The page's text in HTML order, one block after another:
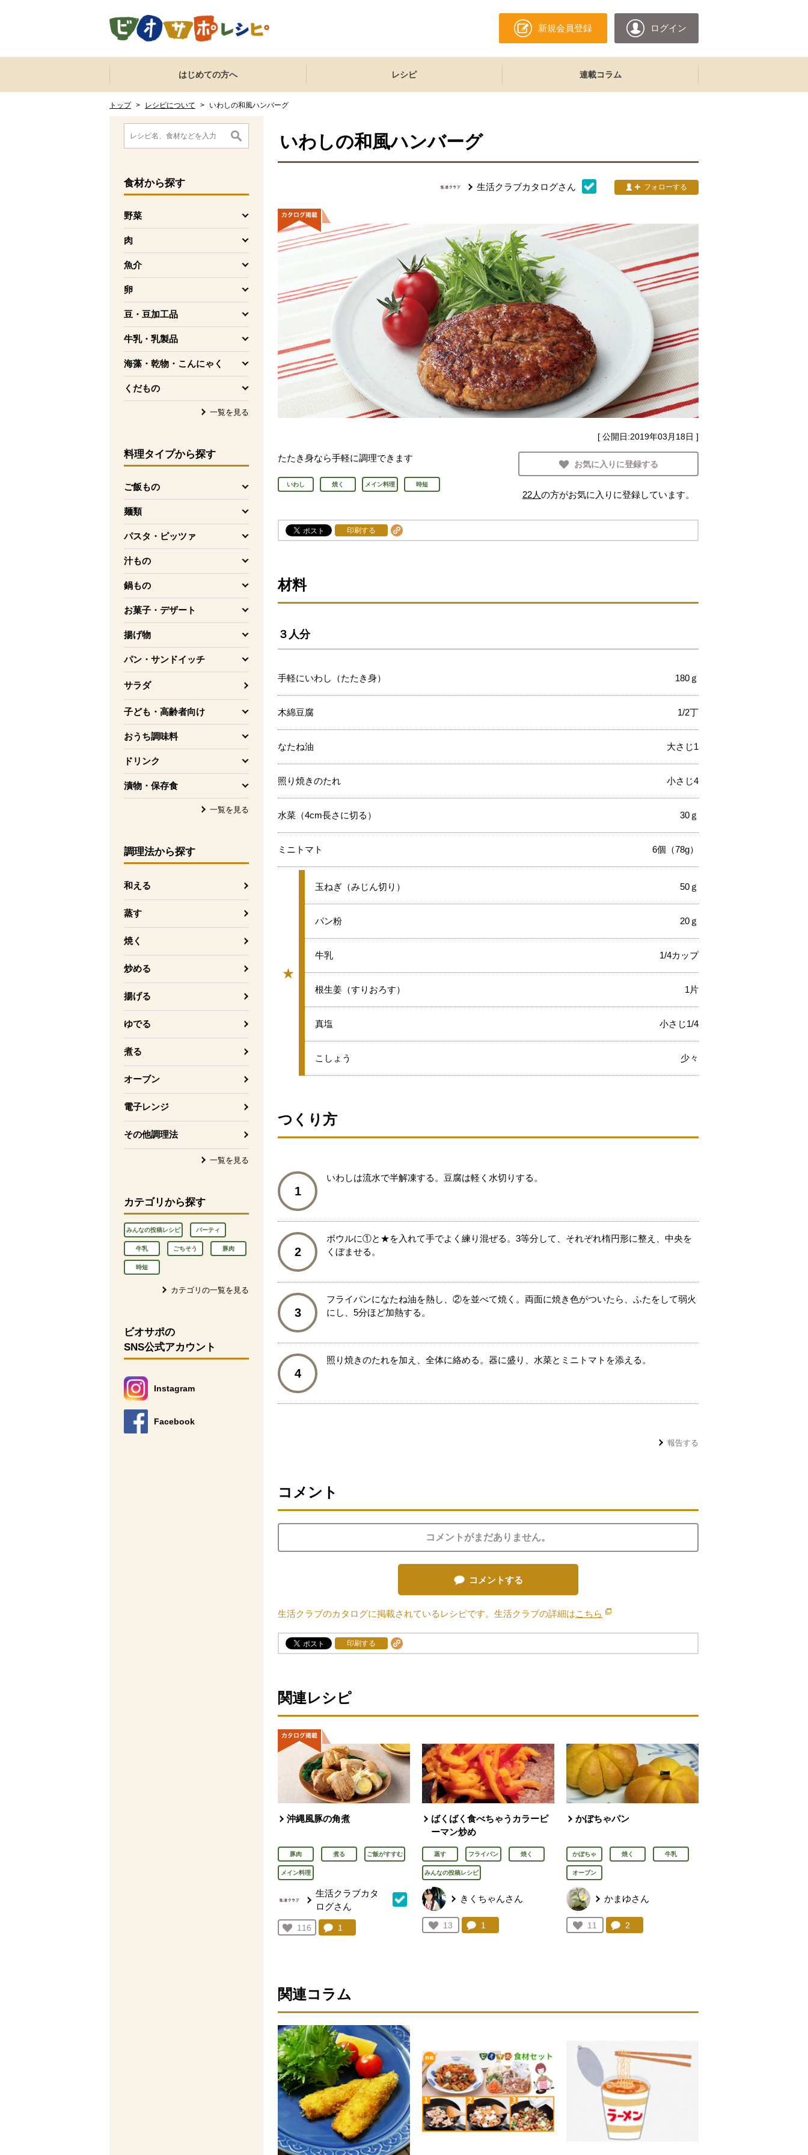
新規会員登録 ログイン
ここからサイト内共通メニューです。
サイト内共通メニューをスキップする
はじめての方へ レシピ 連載コラム
トップ > レシピについて > いわしの和風ハンバーグ
ここから消費材検索メニューです。
食材から探す
野菜
を開く
肉
を開く
魚介
を開く
卵
を開く
豆・豆加工品
を開く
牛乳・乳製品
を開く
海藻・乾物・こんにゃく
を開く
くだもの
を開く
一覧を見る
料理タイプから探す
ご飯もの
を開く
麺類
を開く
パスタ・ピッツァ
を開く
汁もの
を開く
鍋もの
を開く
お菓子・デザート
を開く
揚げ物
を開く
パン・サンドイッチ
を開く
サラダ
子ども・高齢者向け
を開く
おうち調味料
を開く
ドリンク
を開く
漬物・保存食
を開く
一覧を見る
調理法から探す
和える
蒸す
焼く
炒める
揚げる
ゆでる
煮る
オーブン
電子レンジ
その他調理法
一覧を見る
カテゴリから探す
みんなの投稿レシピ パーティ
牛乳 ごちそう 豚肉
時短
カテゴリの一覧を見る
消費材検索メニューここまで。
ここから本文です。
ビオサポの
SNS公式アカウント
Instagram
別のウィンドウで開きます。
Facebook
別のウィンドウで開きます。
いわしの和風ハンバーグ
生活クラブカタログさん フォローする
[ 公開日:2019年03月18日 ]
たたき身なら手軽に調理できます
いわし 焼く メイン料理 時短
お気に入りに登録する
22人の方がお気に入りに登録しています。
印刷する
材料
３人分
手軽にいわし（たたき身） 180ｇ
木綿豆腐 1/2丁
なたね油 大さじ1
照り焼きのたれ 小さじ4
水菜（4cm長さに切る） 30ｇ
ミニトマト 6個（78g）
★
グループ
★
玉ねぎ（みじん切り） 50ｇ
★
パン粉 20ｇ
★
牛乳 1/4カップ
★
根生姜（すりおろす） 1片
★
真塩 小さじ1/4
★
こしょう 少々
つくり方
1
いわしは流水で半解凍する。豆腐は軽く水切りする。
2
ボウルに①と★を入れて手でよく練り混ぜる。3等分して、それぞれ楕円形に整え、中央を
くぼませる。
3
フライパンになたね油を熱し、②を並べて焼く。両面に焼き色がついたら、ふたをして弱火
にし、5分ほど加熱する。
4
照り焼きのたれを加え、全体に絡める。器に盛り、水菜とミニトマトを添える。
報告する
コメント
コメントがまだありません。
コメントする
生活クラブのカタログに掲載されているレシピです。生活クラブの詳細はこちら 別のウィンドウで開きます。
印刷する
関連レシピ
沖縄風豚の角煮
豚肉 煮る ご飯がすすむ
メイン料理
生活クラブカタ
ログさん
お気に入り登録：
116
人が登録
コメント：
1
ばくばく食べちゃうカラーピ
ーマン炒め
蒸す フライパン 焼く
みんなの投稿レシピ
きくちゃんさん
お気に入り登録：
13
人が登録
コメント：
1
かぼちゃパン
かぼちゃ 焼く 牛乳
オーブン
かまゆさん
お気に入り登録：
11
人が登録
コメント：
2
関連コラム